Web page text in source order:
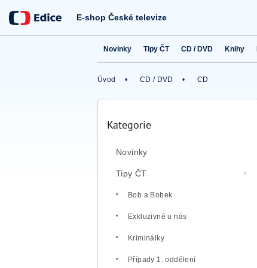
obsah
E-shop České televize
Novinky Tipy ČT CD / DVD Knihy
Úvod CD / DVD CD
P
Přeskočit
Kategorie
Novinky
Tipy ČT
Bob a Bobek
Exkluzivně u nás
Kriminálky
Případy 1. oddělení